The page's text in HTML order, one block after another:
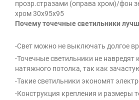
прозр.стразами (оправа хром)/фон
хром 30x95x95
Почему точечные светильники
-Свет можно не выключать долгое
-Точечные светильники не навредят
натяжного потолка, так как
-Такие светильники экономят
-Конструкция крепления и размеры